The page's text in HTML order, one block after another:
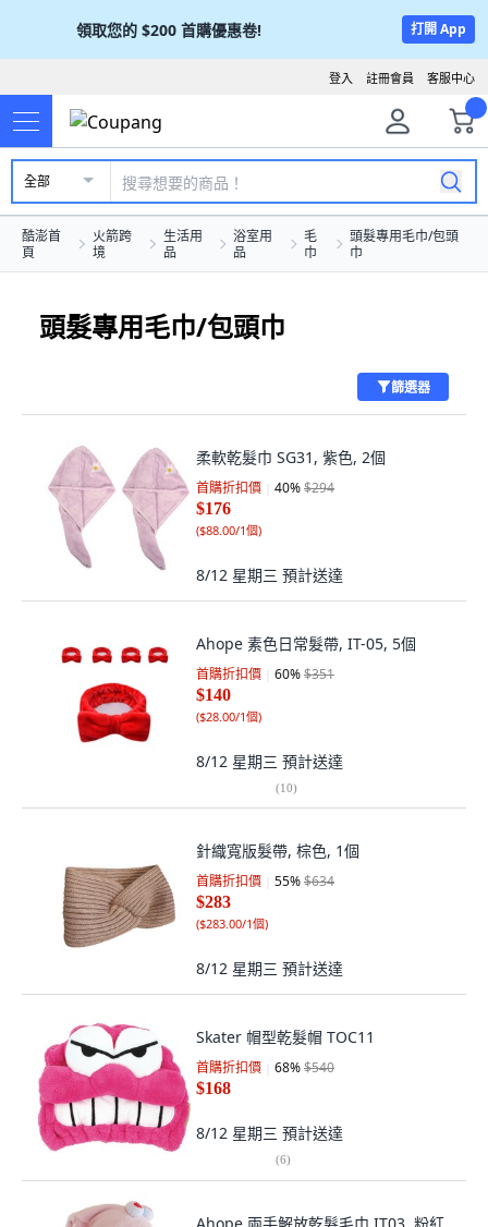
領取您的 $200 首購優惠卷! 打開 App
客服中心
註冊會員
登入
全部
酷澎首
頁
火箭跨
境
生活用
品
浴室用
品
毛
巾
頭髮專用毛巾/包頭
巾
頭髮專用毛巾/包頭巾
篩選器
柔軟乾髮巾 SG31, 紫色, 2個
首購折扣價 40%$294
$176
($88.00/1個)
8/12 星期三 預計送達
Ahope 素色日常髮帶, IT-05, 5個
首購折扣價 60%$351
$140
($28.00/1個)
8/12 星期三 預計送達
(10)
針織寬版髮帶, 棕色, 1個
首購折扣價 55%$634
$283
($283.00/1個)
8/12 星期三 預計送達
Skater 帽型乾髮帽 TOC11
首購折扣價 68%$540
$168
8/12 星期三 預計送達
(6)